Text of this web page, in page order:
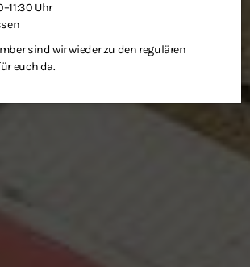
Uhr
sind wir wieder zu den regulären
euch da.